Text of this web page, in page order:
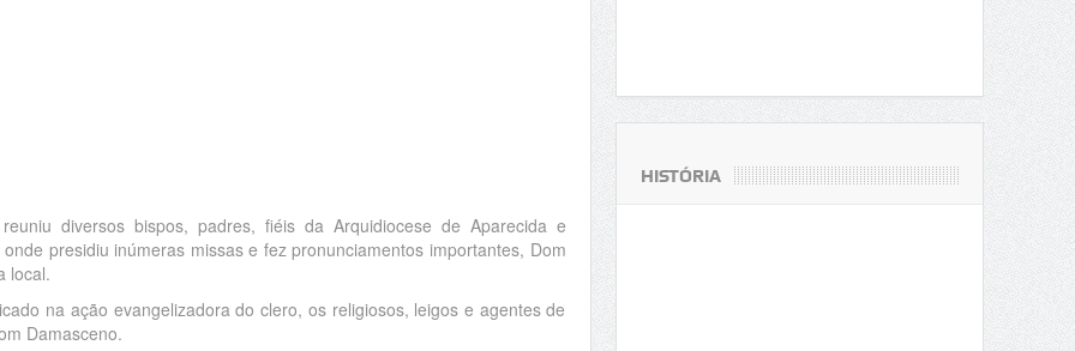
diversos bispos, padres, fiéis da Arquidiocese de Aparecida e
presidiu inúmeras missas e fez pronunciamentos importantes, Dom
local.
na ação evangelizadora do clero, os religiosos, leigos e agentes de
Damasceno.
HISTÓRIA